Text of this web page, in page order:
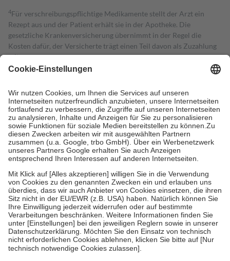
4Für verschreibungspflichtige Medikamente stellt der Arzt ein
Rezept aus und der Patient erhält sie in der Apotheke. Die
gesetzliche Krankenversicherung übernimmt in der Regel die
Kosten dafür, der Versicherte trägt einen Teil davon als Zuzahlung
mit.
Grundsätzlich leisten Mitglieder Zuzahlungen in Höhe von zehn
höchstens zehn Euro.
Es sind jedoch nie mehr als die tatsächlichen
Kosten der Leistung zu entrichten.
Diese Regeln gelten grundsätzlich auch für Online-Apotheken.
Bei Heilmitteln und häuslicher Krankenpflege beträgt die
Zuzahlung zehn Prozent der Kosten sowie zehn Euro je
Verordnung.
Um das Engagement der Versicherten für ihre eigene Gesundheit zu
stärken und die besondere Stellung der Familie zu unterstützen,
fallenkeine Zuzahlungenan bei:
• Kindern und Jugendlichen bis zum vollendeten 18. Lebensjahr
mit Ausnahme der Fahrkosten
• Untersuchungen zur Vorsorge und Früherkennung, die von der
GKV getragen werden
• empfohlenen Schutzimpfungen
• Harn- und Blutteststreifen